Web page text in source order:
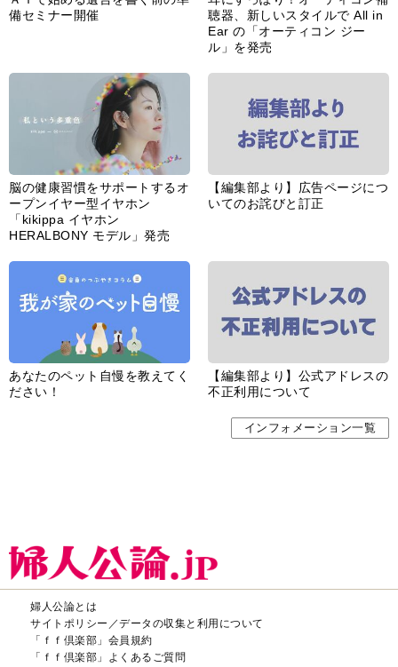
備セミナー開催
聴器、新しいスタイルで All in
Ear の「オーティコン ジー
ル」を発売
脳の健康習慣をサポートするオ
ープンイヤー型イヤホン
「kikippa イヤホン
HERALBONY モデル」発売
【編集部より】広告ページにつ
いてのお詫びと訂正
あなたのペット自慢を教えてく
ださい！
【編集部より】公式アドレスの
不正利用について
インフォメーション一覧
婦人公論とは
サイトポリシー／データの収集と利用について
「ｆｆ倶楽部」会員規約
「ｆｆ倶楽部」よくあるご質問